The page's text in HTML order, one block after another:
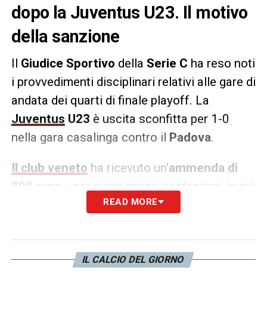
dopo la Juventus U23. Il motivo
della sanzione
Il Giudice Sportivo della Serie C ha reso noti
i provvedimenti disciplinari relativi alle gare di
andata dei quarti di finale playoff. La
Juventus U23 è uscita sconfitta per 1-0
nella gara casalinga contro il Padova.
Il club veneto ha ricevuto un’ammenda di
800 euro
«per avere propri sostenitori, in più
occasioni, lanciato sul terreno di gioco
d’acqua piene e 5 bicchieri di plastica con
l’intento di colpire i calciatori avversari,
READ MORE
IL CALCIO DEL GIORNO